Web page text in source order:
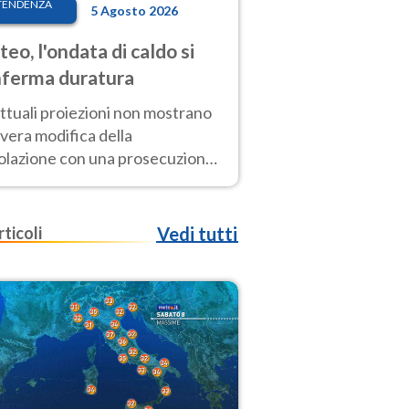
5 Agosto 2026
l'ondata di caldo si
duratura
proiezioni non mostrano
modifica della
con una prosecuzione
fuori scala per molti
Vedi tutti